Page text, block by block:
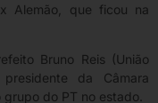
Alemão, que ficou na
Bruno Reis (União
da Câmara
do PT no estado.